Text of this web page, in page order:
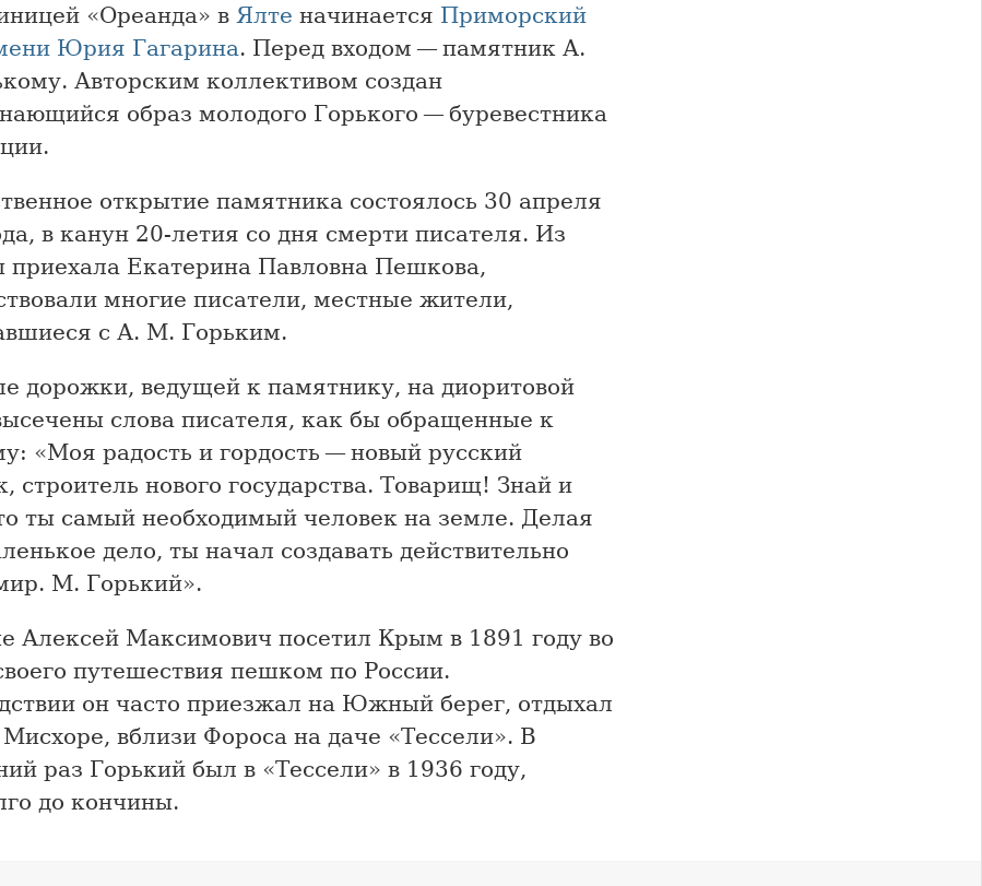
«Ореанда» в Ялте начинается Приморский
Юрия Гагарина. Перед входом — памятник А.
Авторским коллективом создан
образ молодого Горького — буревестника
открытие памятника состоялось 30 апреля
в канун 20-летия со дня смерти писателя. Из
приехала Екатерина Павловна Пешкова,
многие писатели, местные жители,
с А. М. Горьким.
дорожки, ведущей к памятнику, на диоритовой
слова писателя, как бы обращенные к
«Моя радость и гордость — новый русский
строитель нового государства. Товарищ! Знай и
ты самый необходимый человек на земле. Делая
дело, ты начал создавать действительно
М. Горький».
Алексей Максимович посетил Крым в 1891 году во
путешествия пешком по России.
он часто приезжал на Южный берег, отдыхал
вблизи Фороса на даче «Тессели». В
раз Горький был в «Тессели» в 1936 году,
до кончины.